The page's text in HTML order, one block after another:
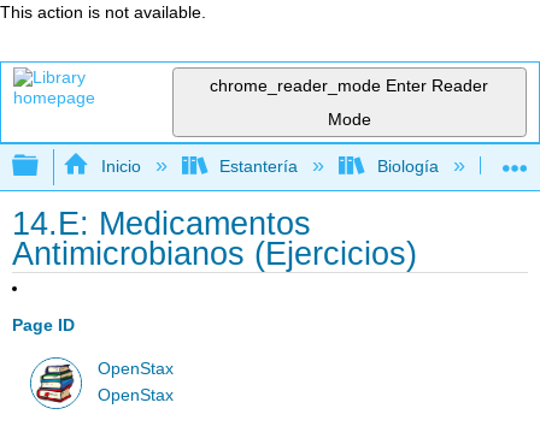
This action is not available.
chrome_reader_mode Enter Reader
Mode
Expandir/contraer jerarquía global
Inicio Estantería Biología
14.E: Medicamentos
Antimicrobianos (Ejercicios)
Page ID
OpenStax
OpenStax